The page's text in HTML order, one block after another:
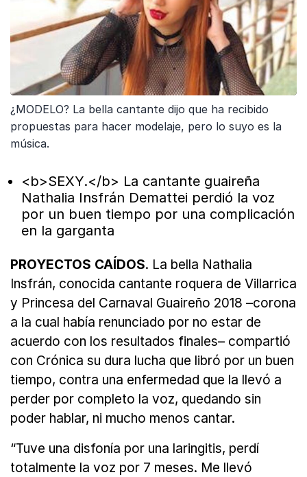
¿MODELO? La bella cantante dijo que ha recibido
propuestas para hacer modelaje, pero lo suyo es la
música.
<b>SEXY.</b> La cantante guaireña
Nathalia Insfrán Demattei perdió la voz
por un buen tiempo por una complicación
en la garganta
PROYECTOS CAÍDOS. La bella Nathalia
Insfrán, conocida cantante roquera de Villarrica
y Princesa del Carnaval Guaireño 2018 –corona
a la cual había renunciado por no estar de
acuerdo con los resultados finales– compartió
con Crónica su dura lucha que libró por un buen
tiempo, contra una enfermedad que la llevó a
perder por completo la voz, quedando sin
poder hablar, ni mucho menos cantar.
“Tuve una disfonía por una laringitis, perdí
totalmente la voz por 7 meses. Me llevó